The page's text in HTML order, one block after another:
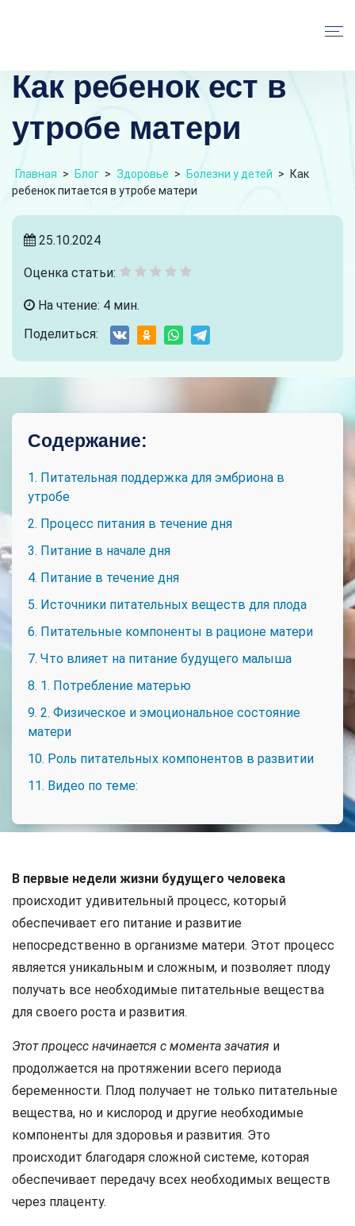
Как ребенок ест в
утробе матери
Главная > Блог > Здоровье > Болезни у детей >
Как
ребенок питается в утробе матери
25.10.2024
Оценка статьи:
На чтение: 4 мин.
Поделиться:
Содержание:
1. Питательная поддержка для эмбриона в
утробе
2. Процесс питания в течение дня
3. Питание в начале дня
4. Питание в течение дня
5. Источники питательных веществ для плода
6. Питательные компоненты в рационе матери
7. Что влияет на питание будущего малыша
8. 1. Потребление матерью
9. 2. Физическое и эмоциональное состояние
матери
10. Роль питательных компонентов в развитии
11. Видео по теме:
В первые недели жизни будущего человека
происходит удивительный процесс, который
обеспечивает его питание и развитие
непосредственно в организме матери. Этот процесс
является уникальным и сложным, и позволяет плоду
получать все необходимые питательные вещества
для своего роста и развития.
Этот процесс начинается с момента зачатия и
продолжается на протяжении всего периода
беременности. Плод получает не только питательные
вещества, но и кислород и другие необходимые
компоненты для здоровья и развития. Это
происходит благодаря сложной системе, которая
обеспечивает передачу всех необходимых веществ
через плаценту.